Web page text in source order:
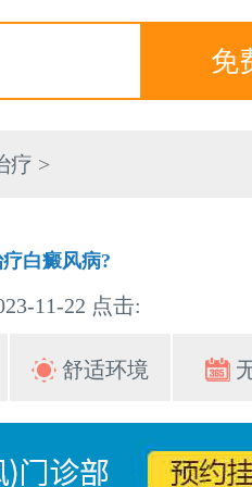
疗 >
白癜风病?
11-22 点击:
舒适环境